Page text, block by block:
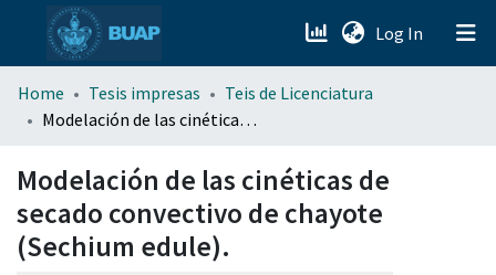
Log In (current)
menu.section.about_menu
Home Tesis impresas
Teis de Licenciatura
Modelación de las cinéticas de secado convectivo de chayote (Sechium edule).
Modelación de las cinéticas de
secado convectivo de chayote
(Sechium edule).